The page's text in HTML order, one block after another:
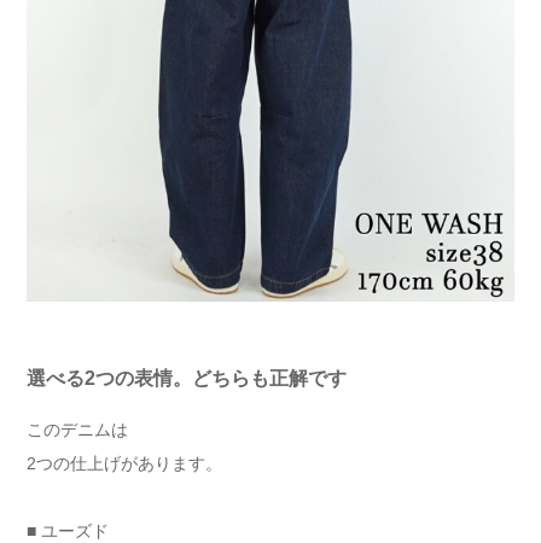
選べる2つの表情。どちらも正解です
このデニムは
2つの仕上げがあります。
■ ユーズド